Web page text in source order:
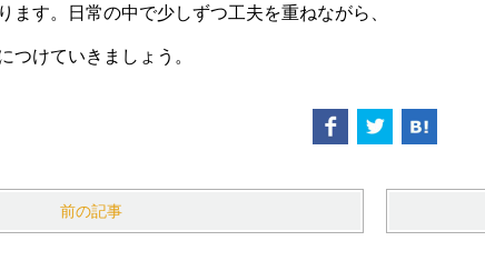
ます。日常の中で少しずつ工夫を重ねながら、
つけていきましょう。
前の記事